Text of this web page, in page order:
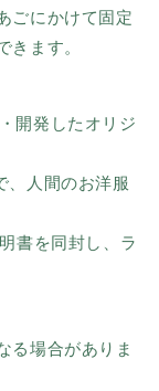
ごにかけて固定
ます。
開発したオリジ
人間のお洋服
書を同封し、ラ
る場合がありま